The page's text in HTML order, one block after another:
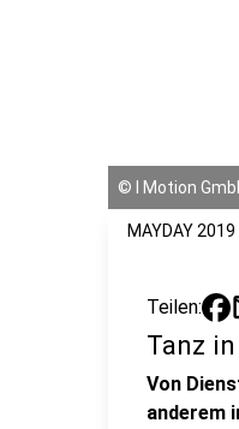
© I Motion
MAYDAY 2019
Teilen:
Tanz
Von
anderem